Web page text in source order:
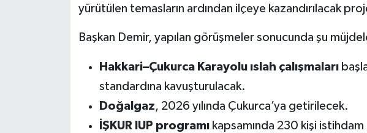
yürütülen temasların ardından ilçeye kazandırılacak
Başkan Demir, yapılan görüşmeler sonucunda şu
Hakkari–Çukurca Karayolu ıslah çalışmaları
standardına kavuşturulacak.
Doğalgaz, 2026 yılında Çukurca’ya getirilecek.
İŞKUR IUP programıkapsamında 230 kişi istihdam